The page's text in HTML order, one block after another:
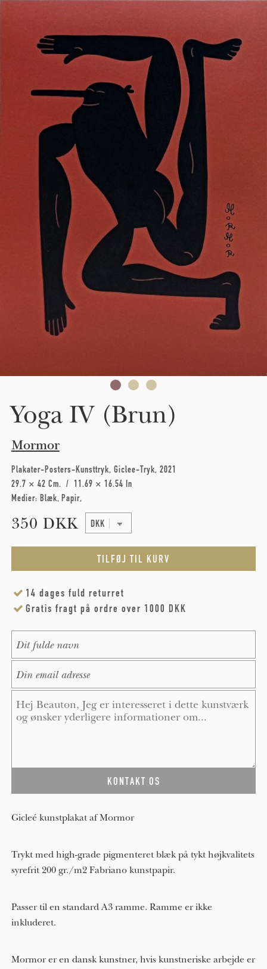
Yoga IV (Brun)
Mormor
Plakater-Posters-Kunsttryk Giclee-Tryk 2021
29.7 × 42 Cm
11.69 × 16.54 In
Medier: Blæk Papir
350 DKK
14 dages fuld returret
Gratis fragt på ordre over 1000 DKK
Gicleé kunstplakat af Mormor
Trykt med high-grade pigmenteret blæk på tykt højkvalitets
syrefrit 200 gr./m2 Fabriano kunstpapir.
Passer til en standard A3 ramme. Ramme er ikke
inkluderet.
Mormor er en dansk kunstner, hvis kunstneriske arbejde er